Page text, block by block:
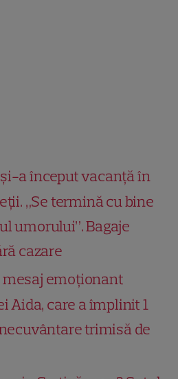
a început vacanță în
„Se termină cu bine
umorului”. Bagaje
cazare
mesaj emoționant
Aida, care a împlinit 1
trimisă de